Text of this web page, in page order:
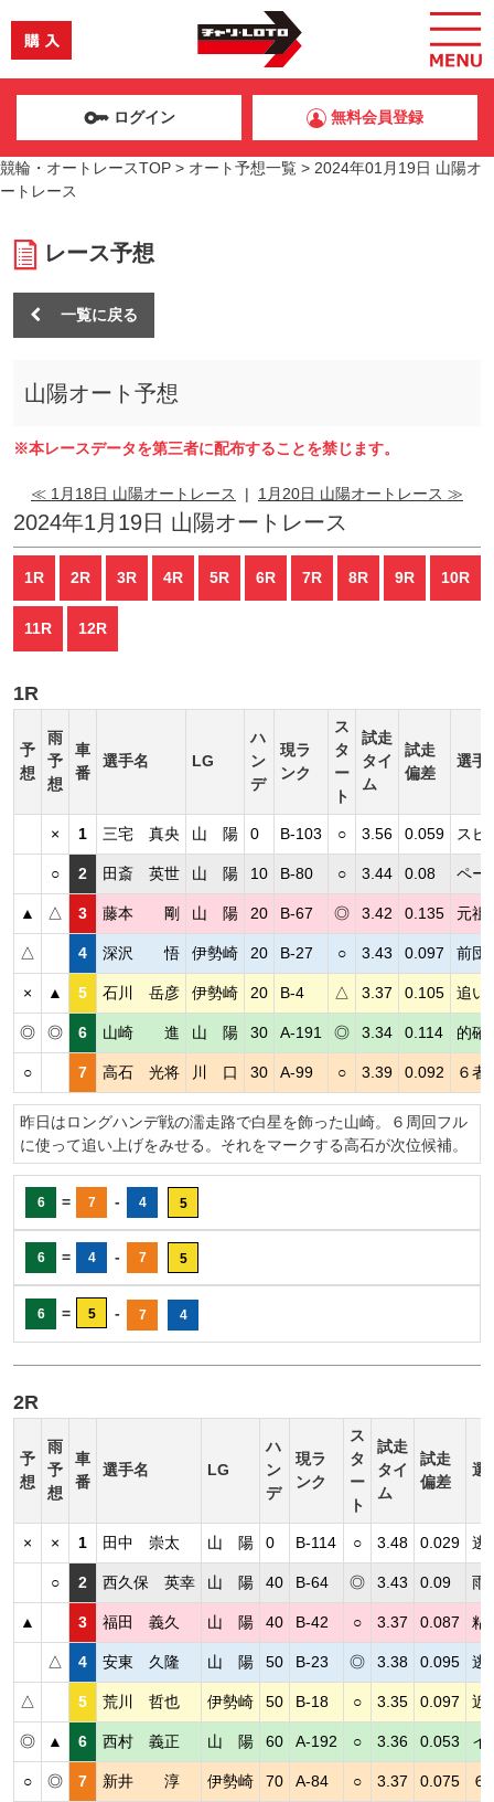
ログイン 無料会員登録
競輪・オートレースTOP > オート予想一覧 > 2024年01月19日 山陽オ
ートレース
レース予想
一覧に戻る
山陽オート予想
※本レースデータを第三者に配布することを禁じます。
≪ 1月18日 山陽オートレース | 1月20日 山陽オートレース ≫
2024年1月19日 山陽オートレース
1R 2R 3R 4R 5R 6R 7R 8R 9R 10R
11R 12R
1R
予
想
雨
予
想
車
番
選手名 LG
ハ
ン
デ
現ラ
ンク
ス
タ
ー
ト
試走
タイ
ム
試走
偏差
選手
× 1 三宅 真央 山 陽 0 B-103 ○ 3.56 0.059 スピ
○ 2 田斎 英世 山 陽 10 B-80 ○ 3.44 0.08 ペー
▲ △ 3 藤本 剛 山 陽 20 B-67 ◎ 3.42 0.135 元祖
△ 4 深沢 悟 伊勢崎 20 B-27 ○ 3.43 0.097 前団
× ▲ 5 石川 岳彦 伊勢崎 20 B-4 △ 3.37 0.105 追い
◎ ◎ 6 山崎 進 山 陽 30 A-191 ◎ 3.34 0.114 的確
○ 7 高石 光将 川 口 30 A-99 ○ 3.39 0.092 ６者
昨日はロングハンデ戦の濡走路で白星を飾った山崎。６周回フル
に使って追い上げをみせる。それをマークする高石が次位候補。
6 = 7 - 4 5
6 = 4 - 7 5
6 = 5 - 7 4
2R
予
想
雨
予
想
車
番
選手名 LG
ハ
ン
デ
現ラ
ンク
ス
タ
ー
ト
試走
タイ
ム
試走
偏差
選
× × 1 田中 崇太 山 陽 0 B-114 ○ 3.48 0.029 逃
○ 2 西久保 英幸 山 陽 40 B-64 ◎ 3.43 0.09 雨
▲ 3 福田 義久 山 陽 40 B-42 ○ 3.37 0.087 粘
△ 4 安東 久隆 山 陽 50 B-23 ◎ 3.38 0.095 逃
△ 5 荒川 哲也 伊勢崎 50 B-18 ○ 3.35 0.097 近
◎ ▲ 6 西村 義正 山 陽 60 A-192 ○ 3.36 0.053 イ
○ ◎ 7 新井 淳 伊勢崎 70 A-84 ○ 3.37 0.075 ６